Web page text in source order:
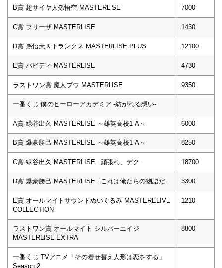
B賞 超サイヤ人孫悟空 MASTERLISE 7000
C賞 フリーザ MASTERLISE 1430
D賞 孫悟天＆トランクス MASTERLISE PLUS 12100
E賞 バビディ MASTERLISE 4730
ラストワン賞 魔人ブウ MASTERLISE 9350
一番くじ 僕のヒーローアカデミア -紡がれる想い-
A賞 緑谷出久 MASTERLISE ～雄英高校1-A～ 6000
B賞 爆豪勝己 MASTERLISE ～雄英高校1-A～ 8250
C賞 緑谷出久 MASTERLISE ｰ頑張れ、デクｰ 18700
D賞 爆豪勝己 MASTERLISE ｰこれは俺たちの物語だｰ 3300
E賞 オールマイトサウンドぬいぐるみ MASTERELIVE
COLLECTION
1210
ラストワン賞 オールマイト シルバーエイジ
MASTERLISE EXTRA
8800
一番くじ TVアニメ「その着せ替え人形は恋をする」
Season 2